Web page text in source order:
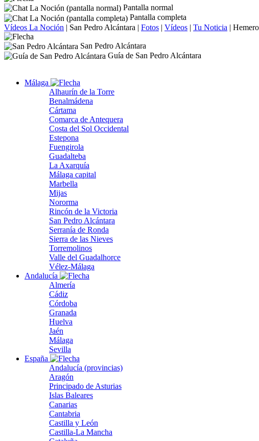
Pantalla normal
Pantalla completa
Vídeos La Noción | San Pedro Alcántara | Fotos | Vídeos | Tu Noticia |
San Pedro Alcántara
Guía de San Pedro Alcántara
Málaga
Alhaurín de la Torre
Benalmádena
Cártama
Comarca de Antequera
Costa del Sol Occidental
Estepona
Fuengirola
Guadalteba
La Axarquía
Málaga capital
Marbella
Mijas
Nororma
Rincón de la Victoria
San Pedro Alcántara
Serranía de Ronda
Sierra de las Nieves
Torremolinos
Valle del Guadalhorce
Vélez-Málaga
Andalucía
Almería
Cádiz
Córdoba
Granada
Huelva
Jaén
Málaga
Sevilla
España
Andalucía (provincias)
Aragón
Principado de Asturias
Islas Baleares
Canarias
Cantabria
Castilla y León
Castilla-La Mancha